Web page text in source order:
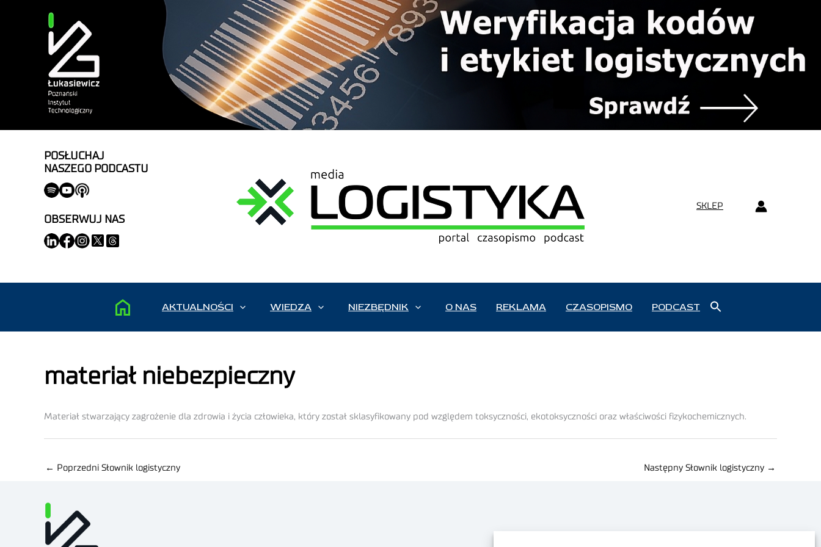
POSŁUCHAJ
NASZEGO PODCASTU
OBSERWUJ NAS
SKLEP
AKTUALNOŚCI WIEDZA NIEZBĘDNIK O NAS REKLAMA CZASOPISMO PODCAST
materiał niebezpieczny
Materiał stwarzający zagrożenie dla zdrowia i życia człowieka, który został sklasyfikowany pod względem toksyczności, ekotoksyczności oraz właściwości fizykochemicznych.
← Poprzedni Słownik logistyczny Następny Słownik logistyczny →